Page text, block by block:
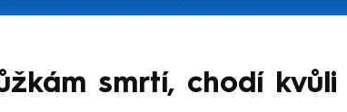
smrtí, chodí kvůli